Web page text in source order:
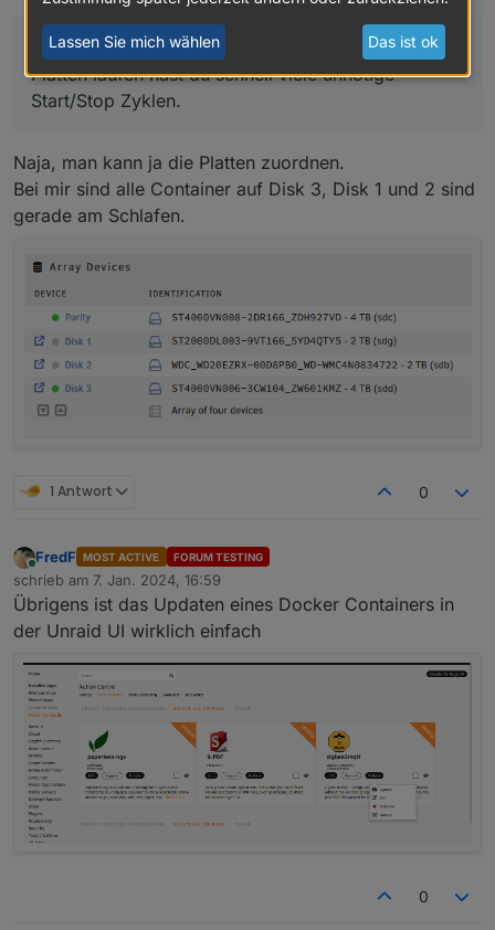
Platten laufen hast du schnell viele unnötige
Start/Stop Zyklen.
Damit wäre ich vorsichtig, sollten Container auf den
Platten laufen hast du schnell viele unnötige
Start/Stop Zyklen.
Naja, man kann ja die Platten zuordnen.
Bei mir sind alle Container auf Disk 3, Disk 1 und 2 sind
gerade am Schlafen.
1 Antwort 0
Online
FredF MOST ACTIVE FORUM TESTING
schrieb am 7. Jan. 2024, 16:59
zuletzt editiert von
Übrigens ist das Updaten eines Docker Containers in
der Unraid UI wirklich einfach
0
Lassen Sie mich wählen Das ist ok